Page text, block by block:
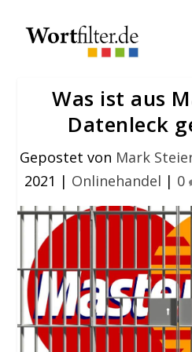
Was ist aus
Datenleck
Gepostet von Mark
2021 | Onlinehandel | 0